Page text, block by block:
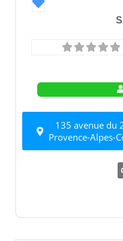
135 avenue du
Provence-Alpes-